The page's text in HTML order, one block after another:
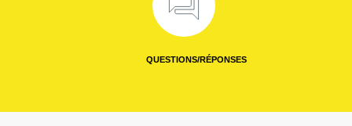
QUESTIONS/RÉPONSES